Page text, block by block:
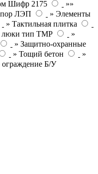
Шифр 2175
»»
ЛЭП
» Элементы
» Тактильная плитка
люки тип ТМР
»
» Защитно-охранные
» Тощий бетон
»
Б/У